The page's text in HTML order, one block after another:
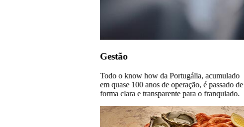
Gestão
Todo o know how da Portugália, acumulado
em quase 100 anos de operação, é passado de
forma clara e transparente para o franquiado.